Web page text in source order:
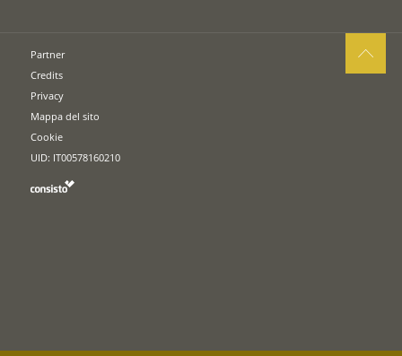
Partner
Credits
Privacy
Mappa del sito
Cookie
UID: IT00578160210